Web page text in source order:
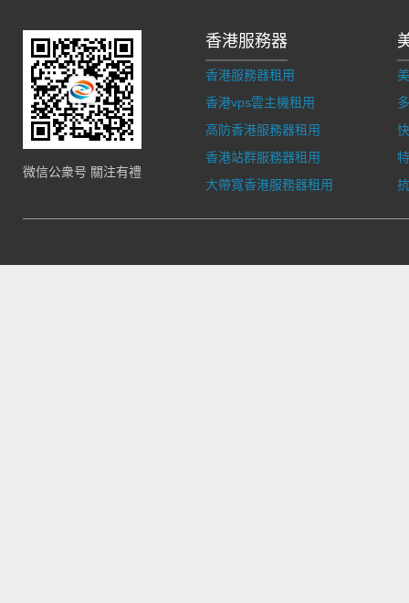
微信公衆号 關注有禮
香港服務器
香港服務器租用
香港vps雲主機租用
高防香港服務器租用
香港站群服務器租用
大帶寬香港服務器租用